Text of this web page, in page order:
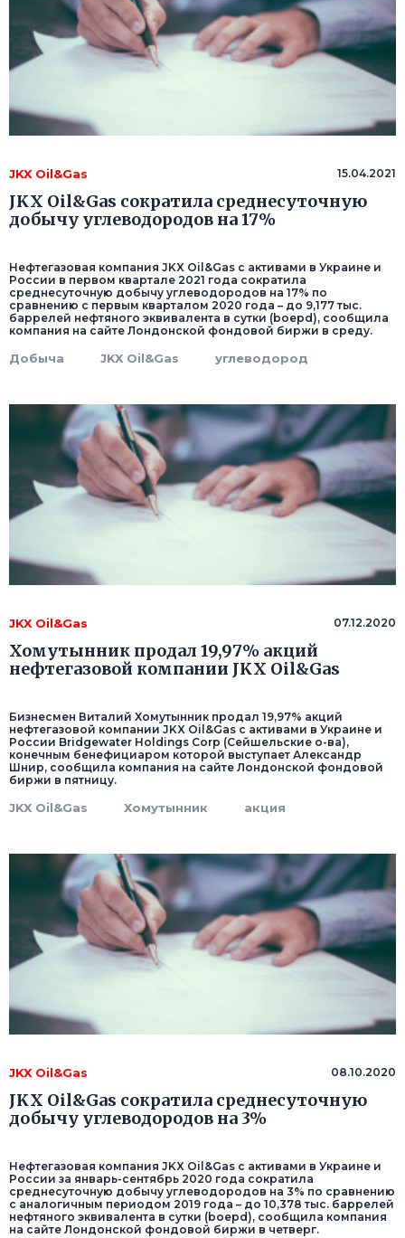
JKX Oil&Gas 15.04.2021
JKX Oil&Gas сократила среднесуточную
добычу углеводородов на 17%
Нефтегазовая компания JKX Oil&Gas с активами в Украине и
России в первом квартале 2021 года сократила
среднесуточную добычу углеводородов на 17% по
сравнению с первым кварталом 2020 года – до 9,177 тыс.
баррелей нефтяного эквивалента в сутки (boepd), сообщила
компания на сайте Лондонской фондовой биржи в среду.
Добыча JKX Oil&Gas углеводород
JKX Oil&Gas 07.12.2020
Хомутынник продал 19,97% акций
нефтегазовой компании JKX Oil&Gas
Бизнесмен Виталий Хомутынник продал 19,97% акций
нефтегазовой компании JKX Oil&Gas с активами в Украине и
России Bridgewater Holdings Corp (Сейшельские о-ва),
конечным бенефициаром которой выступает Александр
Шнир, сообщила компания на сайте Лондонской фондовой
биржи в пятницу.
JKX Oil&Gas Хомутынник акция
JKX Oil&Gas 08.10.2020
JKX Oil&Gas сократила среднесуточную
добычу углеводородов на 3%
Нефтегазовая компания JKX Oil&Gas с активами в Украине и
России за январь-сентябрь 2020 года сократила
среднесуточную добычу углеводородов на 3% по сравнению
с аналогичным периодом 2019 года – до 10,378 тыс. баррелей
нефтяного эквивалента в сутки (boepd), сообщила компания
на сайте Лондонской фондовой биржи в четверг.